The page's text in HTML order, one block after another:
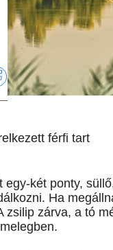
férfi tart
egy-két ponty,
Ha
zsilip zárva, a tó